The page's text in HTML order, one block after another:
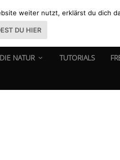
DIE NATUR TUTORIALS
weiter nutzt, erklärst du dich
DU HIER